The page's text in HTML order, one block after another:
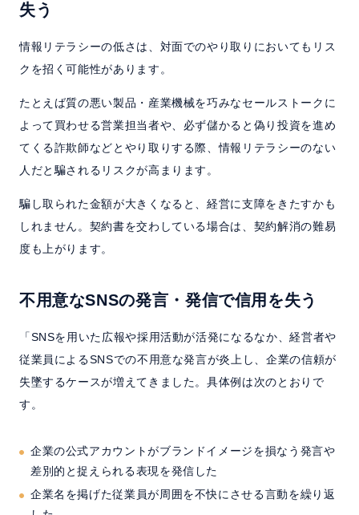
失う
情報リテラシーの低さは、対面でのやり取りにおいてもリス
クを招く可能性があります。
たとえば質の悪い製品・産業機械を巧みなセールストークに
よって買わせる営業担当者や、必ず儲かると偽り投資を進め
てくる詐欺師などとやり取りする際、情報リテラシーのない
人だと騙されるリスクが高まります。
騙し取られた金額が大きくなると、経営に支障をきたすかも
しれません。契約書を交わしている場合は、契約解消の難易
度も上がります。
不用意なSNSの発言・発信で信用を失う
「SNSを用いた広報や採用活動が活発になるなか、経営者や
従業員によるSNSでの不用意な発言が炎上し、企業の信頼が
失墜するケースが増えてきました。具体例は次のとおりで
す。
企業の公式アカウントがブランドイメージを損なう発言や
差別的と捉えられる表現を発信した
企業名を掲げた従業員が周囲を不快にさせる言動を繰り返